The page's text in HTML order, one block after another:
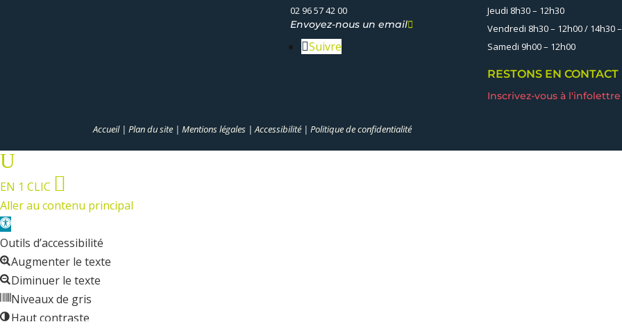
02 96 57 42 00
Envoyez-nous un email
Suivre
Jeudi 8h30 – 12h30
Vendredi 8h30 – 12h00 / 14h30
Samedi 9h00 – 12h00
RESTONS EN CONTACT
Inscrivez-vous à l'infolettre
Accueil|Plan du site |Mentions légales |Accessibilité |Politique de confidentialité
U
EN 1 CLIC 
Aller au contenu principal
Ouvrir
la
barre
d’outils
Outils d’accessibilité
Augmenter le texte
Diminuer le texte
Niveaux de gris
Haut contraste